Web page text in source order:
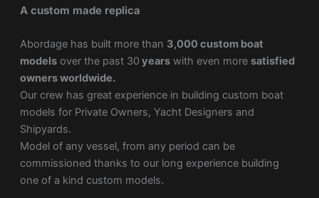
A custom made replica
Abordage has built more than 3,000 custom boat
modelsover the past 30 yearswith even more satisfied
owners worldwide.
Our crew has great experience in building custom boat
models for Private Owners, Yacht Designers and
Shipyards.
Model of any vessel, from any period can be
commissioned thanks to our long experience building
one of a kind custom models.